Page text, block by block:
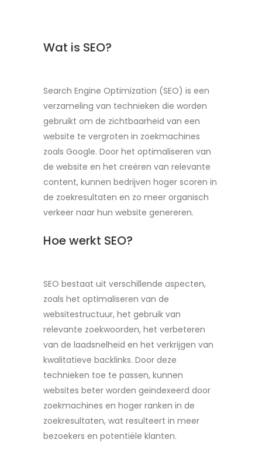
Wat is SEO?
Search Engine Optimization (SEO) is een
verzameling van technieken die worden
gebruikt om de zichtbaarheid van een
website te vergroten in zoekmachines
zoals Google. Door het optimaliseren van
de website en het creëren van relevante
content, kunnen bedrijven hoger scoren in
de zoekresultaten en zo meer organisch
verkeer naar hun website genereren.
Hoe werkt SEO?
SEO bestaat uit verschillende aspecten,
zoals het optimaliseren van de
websitestructuur, het gebruik van
relevante zoekwoorden, het verbeteren
van de laadsnelheid en het verkrijgen van
kwalitatieve backlinks. Door deze
technieken toe te passen, kunnen
websites beter worden geïndexeerd door
zoekmachines en hoger ranken in de
zoekresultaten, wat resulteert in meer
bezoekers en potentiële klanten.